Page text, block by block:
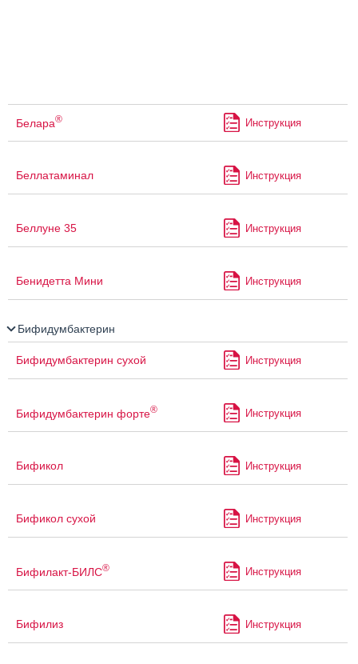
Белара® Инструкция
Беллатаминал Инструкция
Беллуне 35 Инструкция
Бенидетта Мини Инструкция
Бифидумбактерин
Бифидумбактерин сухой Инструкция
Бифидумбактерин форте® Инструкция
Бификол Инструкция
Бификол сухой Инструкция
Бифилакт-БИЛС® Инструкция
Бифилиз Инструкция